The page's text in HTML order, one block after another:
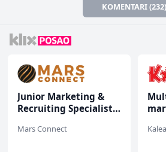
KOMENTARI (232)
Junior Marketing &
Recruiting Specialist
Mars Connect Kalea